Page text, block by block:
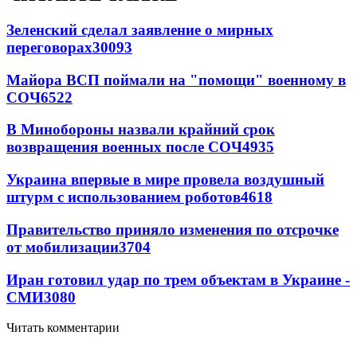
Зеленский сделал заявление о мирных
переговорах30093
Майора ВСП поймали на "помощи" военному в
СОЧ6522
В Минобороны назвали крайний срок
возвращения военных после СОЧ4935
Украина впервые в мире провела воздушный
штурм с использованием роботов4618
Правительство приняло изменения по отсрочке
от мобилизации3704
Иран готовил удар по трем объектам в Украине -
СМИ3080
Читать комментарии